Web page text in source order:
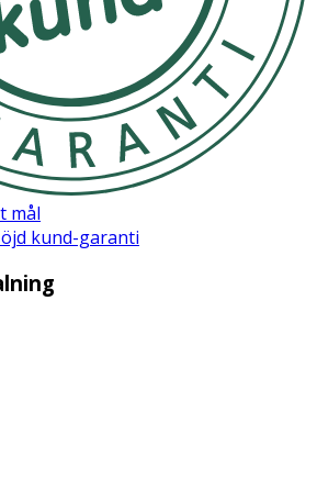
mål
kund-garanti